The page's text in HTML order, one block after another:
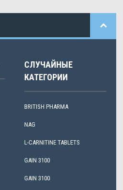
СЛУЧАЙНЫЕ
КАТЕГОРИИ
BRITISH PHARMA
NAG
L-CARNITINE TABLETS
GAIN 3100
GAIN 3100